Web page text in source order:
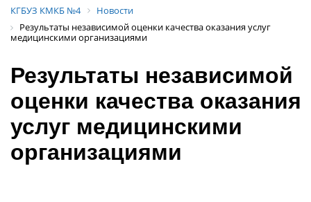
КГБУЗ КМКБ №4
Новости
Результаты независимой оценки качества оказания услуг
медицинскими организациями
Результаты независимой
оценки качества оказания
услуг медицинскими
организациями